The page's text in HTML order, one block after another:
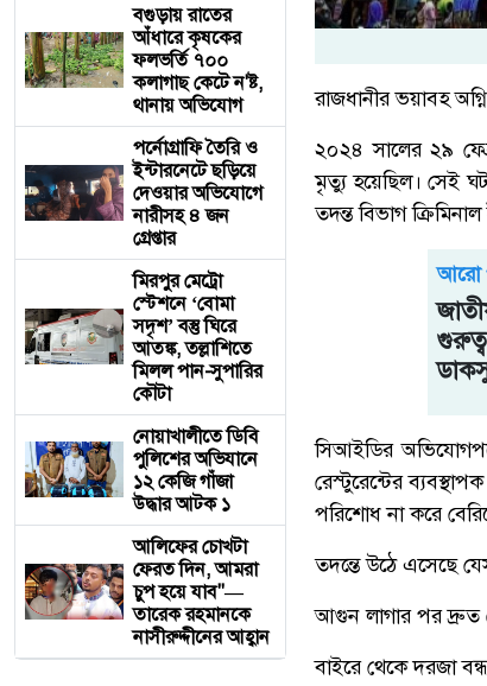
বগুড়ায় রাতের
আঁধারে কৃষকের
ফলভর্তি ৭০০
কলাগাছ কেটে ন'ষ্ট,
থানায় অভিযোগ
পর্নোগ্রাফি তৈরি ও
ইন্টারনেটে ছড়িয়ে
দেওয়ার অভিযোগে
নারীসহ ৪ জন
গ্রেপ্তার
মিরপুর মেট্রো
স্টেশনে ‘বোমা
সদৃশ’ বস্তু ঘিরে
আতঙ্ক, তল্লাশিতে
মিলল পান-সুপারির
কৌটা
নোয়াখালীতে ডিবি
পুলিশের অভিযানে
১২ কেজি গাঁজা
উদ্ধার আটক ১
আলিফের চোখটা
ফেরত দিন, আমরা
চুপ হয়ে যাব"—
তারেক রহমানকে
নাসীরুদ্দীনের আহ্বান
রাজধানীর ভয়াবহ
২০২৪ সালের ২৯
মৃত্যু হয়েছিল। সেই
তদন্ত বিভাগ
আরো
সিআইডির
রেস্টুরেন্টের
পরিশোধ না করে
তদন্তে উঠে এসেছে
আগুন লাগার পর দ্রুত
বাইরে থেকে দরজা